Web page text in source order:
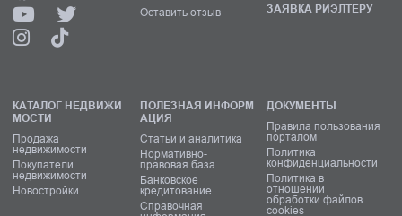
Оставить отзыв
ЗАЯВКА РИЭЛТЕРУ
КАТАЛОГ НЕДВИЖИ
МОСТИ
Продажа
недвижимости
Покупатели
недвижимости
Новостройки
ПОЛЕЗНАЯ ИНФОРМ
АЦИЯ
Статьи и аналитика
Нормативно-
правовая база
Банковское
кредитование
Справочная
ДОКУМЕНТЫ
Правила пользования
порталом
Политика
конфиденциальности
Политика в
отношении
обработки файлов
cookies